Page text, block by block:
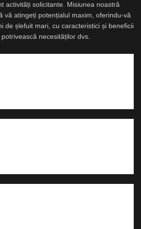
activități solicitante. Misiunea noastră
vă atingeți potențialul maxim, oferindu-vă
de șlefuit mari, cu caracteristici și beneficii
necesităților dvs.